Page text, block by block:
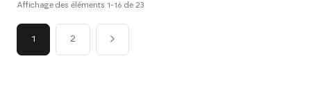
Affichage des éléments 1-16 de 23
1 2